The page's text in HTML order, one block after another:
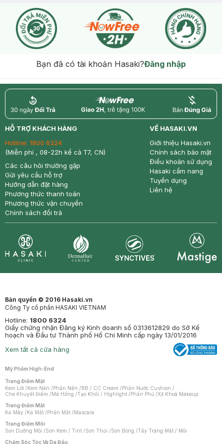
Bạn đã có tài khoản Hasaki?Đăng nhập
return nowfree price
HỖ TRỢ KHÁCH HÀNG
Hotline: 1800 6324
(Miễn phí , 08-22h kể cả T7, CN)
Các câu hỏi thường gặp
Gửi yêu cầu hỗ trợ
Hướng dẫn đặt hàng
Phương thức thanh toán
Phương thức vận chuyển
Chính sách đổi trả
VỀ HASAKI.VN
Giới thiệu Hasaki.vn
Chính sách bảo mật
Điều khoản sử dụng
Hasaki cẩm nang
Tuyển dụng
Liên hệ
Bản quyền © 2016 Hasaki.vn
Công Ty cổ phần HASAKI VIETNAM
Hotline: 1800 6324
Giấy chứng nhận Đăng ký Kinh doanh số 0313612829 do Sở Kế
hoạch và Đầu tư Thành phố Hồ Chí Minh cấp ngày 13/01/2016
Xem tất cả cửa hàng
Mỹ Phẩm High-End
Trang Điểm Mặt
Kem Lót /Kem Nền /Phấn Nền /BB / CC Cream /Phấn Nước Cushion /
Che Khuyết Điểm /Má Hồng /Tạo Khối / Highlight /Phấn Phủ /Xịt Khoá Makeup
Trang Điểm Mắt
Kẻ Mày /Kẻ Mắt /Phấn Mắt /Mascara
Trang Điểm Môi
Son Dưỡng Môi /Son Kem / Tint /Son Thỏi /Son Bóng /Tẩy Trang Mắt / Môi
Chăm Sóc Tóc Và Da Đầu